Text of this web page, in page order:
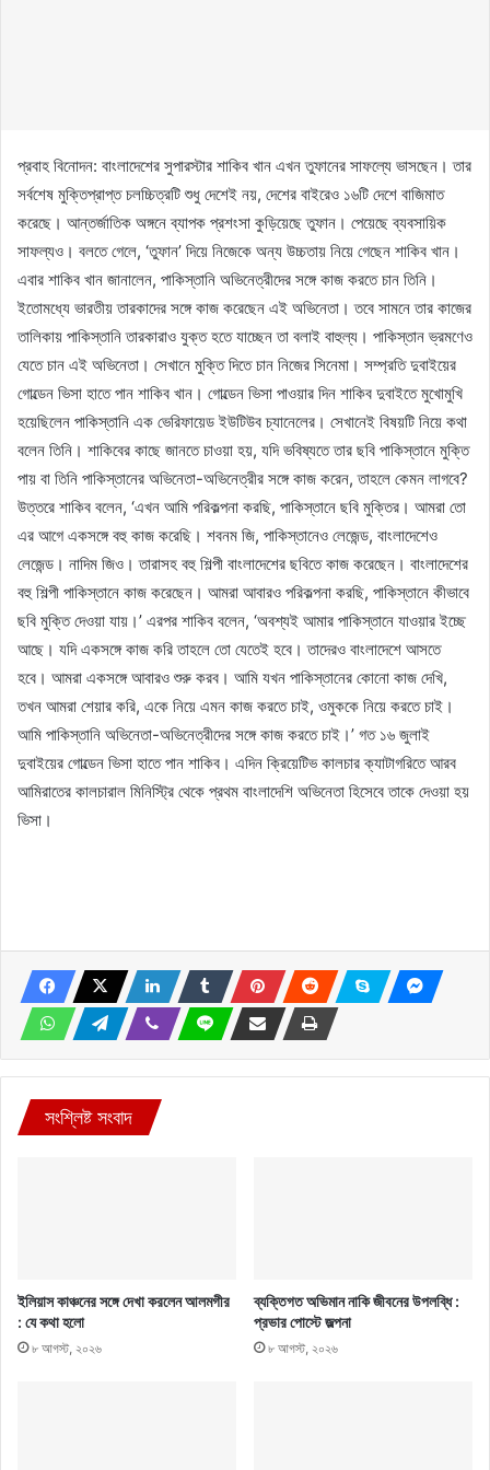
প্রবাহ বিনোদন: বাংলাদেশের সুপারস্টার শাকিব খান এখন তুফানের সাফল্যে ভাসছেন। তার
সর্বশেষ মুক্তিপ্রাপ্ত চলচ্চিত্রটি শুধু দেশেই নয়, দেশের বাইরেও ১৬টি দেশে বাজিমাত
করেছে। আন্তর্জাতিক অঙ্গনে ব্যাপক প্রশংসা কুড়িয়েছে তুফান। পেয়েছে ব্যবসায়িক
সাফল্যও। বলতে গেলে, ‘তুফান’ দিয়ে নিজেকে অন্য উচ্চতায় নিয়ে গেছেন শাকিব খান।
এবার শাকিব খান জানালেন, পাকিস্তানি অভিনেত্রীদের সঙ্গে কাজ করতে চান তিনি।
ইতোমধ্যে ভারতীয় তারকাদের সঙ্গে কাজ করেছেন এই অভিনেতা। তবে সামনে তার কাজের
তালিকায় পাকিস্তানি তারকারাও যুক্ত হতে যাচ্ছেন তা বলাই বাহুল্য। পাকিস্তান ভ্রমণেও
যেতে চান এই অভিনেতা। সেখানে মুক্তি দিতে চান নিজের সিনেমা। সম্প্রতি দুবাইয়ের
গোল্ডেন ভিসা হাতে পান শাকিব খান। গোল্ডেন ভিসা পাওয়ার দিন শাকিব দুবাইতে মুখোমুখি
হয়েছিলেন পাকিস্তানি এক ভেরিফায়েড ইউটিউব চ্যানেলের। সেখানেই বিষয়টি নিয়ে কথা
বলেন তিনি। শাকিবের কাছে জানতে চাওয়া হয়, যদি ভবিষ্যতে তার ছবি পাকিস্তানে মুক্তি
পায় বা তিনি পাকিস্তানের অভিনেতা-অভিনেত্রীর সঙ্গে কাজ করেন, তাহলে কেমন লাগবে?
উত্তরে শাকিব বলেন, ‘এখন আমি পরিকল্পনা করছি, পাকিস্তানে ছবি মুক্তির। আমরা তো
এর আগে একসঙ্গে বহু কাজ করেছি। শবনম জি, পাকিস্তানেও লেজেন্ড, বাংলাদেশেও
লেজেন্ড। নাদিম জিও। তারাসহ বহু শিল্পী বাংলাদেশের ছবিতে কাজ করেছেন। বাংলাদেশের
বহু শিল্পী পাকিস্তানে কাজ করেছেন। আমরা আবারও পরিকল্পনা করছি, পাকিস্তানে কীভাবে
ছবি মুক্তি দেওয়া যায়।’ এরপর শাকিব বলেন, ‘অবশ্যই আমার পাকিস্তানে যাওয়ার ইচ্ছে
আছে। যদি একসঙ্গে কাজ করি তাহলে তো যেতেই হবে। তাদেরও বাংলাদেশে আসতে
হবে। আমরা একসঙ্গে আবারও শুরু করব। আমি যখন পাকিস্তানের কোনো কাজ দেখি,
তখন আমরা শেয়ার করি, একে নিয়ে এমন কাজ করতে চাই, ওমুককে নিয়ে করতে চাই।
আমি পাকিস্তানি অভিনেতা-অভিনেত্রীদের সঙ্গে কাজ করতে চাই।’ গত ১৬ জুলাই
দুবাইয়ের গোল্ডেন ভিসা হাতে পান শাকিব। এদিন ক্রিয়েটিভ কালচার ক্যাটাগরিতে আরব
আমিরাতের কালচারাল মিনিস্ট্রি থেকে প্রথম বাংলাদেশি অভিনেতা হিসেবে তাকে দেওয়া হয়
ভিসা।
সংশ্লিষ্ট সংবাদ
ইলিয়াস কাঞ্চনের সঙ্গে দেখা করলেন আলমগীর
: যে কথা হলো
৮ আগস্ট, ২০২৬
ব্যক্তিগত অভিমান নাকি জীবনের উপলব্ধি :
প্রভার পোস্টে জল্পনা
৮ আগস্ট, ২০২৬